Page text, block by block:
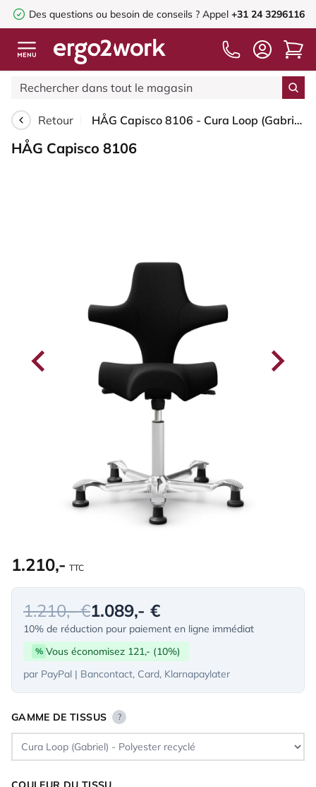
Des questions ou besoin de conseils ?Appel +31 24 3296116
Retour HÅG Capisco 8106 - Cura Loop (Gabriel) - Polyester recyclé - CLP60999 Black - Blanc - 200 mm (hauteur d’assise 46–64 cm) - Patins
HÅG Capisco 8106
1.210,- TTC
1.210,- €1.089,- €
10% de réduction pour paiement en ligne immédiat
% Vous économisez 121,- (10%)
par PayPal | Bancontact, Card, Klarnapaylater
GAMME DE TISSUS ?